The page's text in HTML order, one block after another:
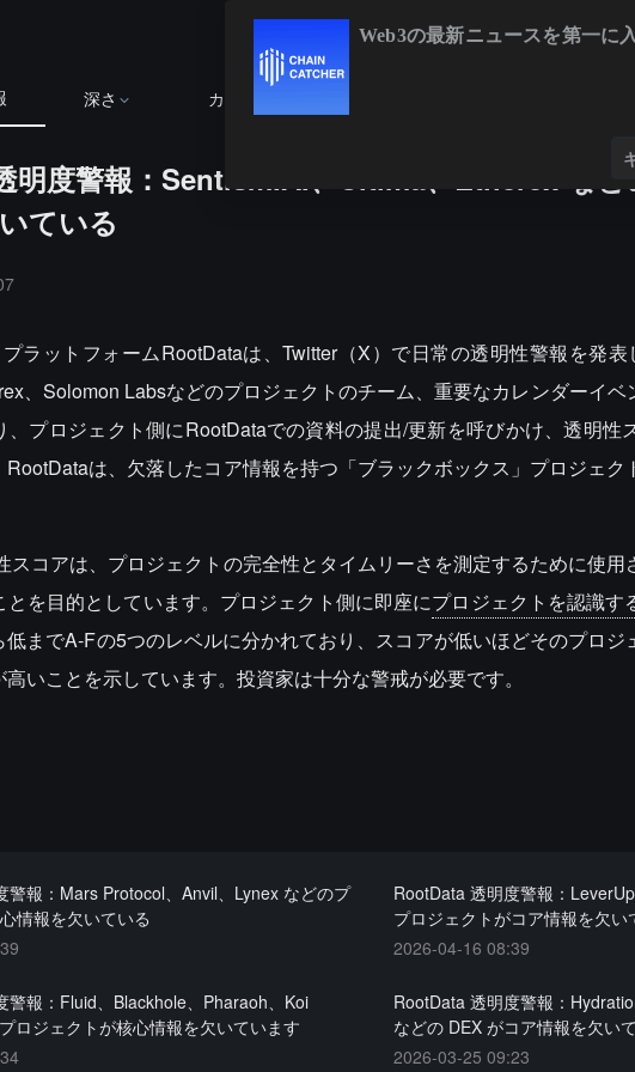
深さ カレンダー
明度警報：Sentism.AI、Ultima、Etherex な
ている
ラットフォームRootDataは、Twitter（X）で日常の透明性警報を発
、Solomon Labsなどのプロジェクトのチーム、重要なカレンダーイ
、プロジェクト側にRootDataでの資料の提出/更新を呼びかけ、透明性
RootDataは、欠落したコア情報を持つ「ブラックボックス」プロジェ
スコアは、プロジェクトの完全性とタイムリーさを測定するために使
を目的としています。プロジェクト側に即座にプロジェクトを認識す
までA-Fの5つのレベルに分かれており、スコアが低いほどそのプロ
いことを示しています。投資家は十分な警戒が必要です。
警報：Mars Protocol、Anvil、Lynex などのプ
情報を欠いている
RootData 透明度警報：
プロジェクトがコア情報を欠い
2026-04-16 08:39
警報：Fluid、Blackhole、Pharaoh、Koi
ロジェクトが核心情報を欠いています
RootData 透明度警報：
などの DEX がコア情報を欠い
2026-03-25 09:23
Web3の最新ニュースを第一に